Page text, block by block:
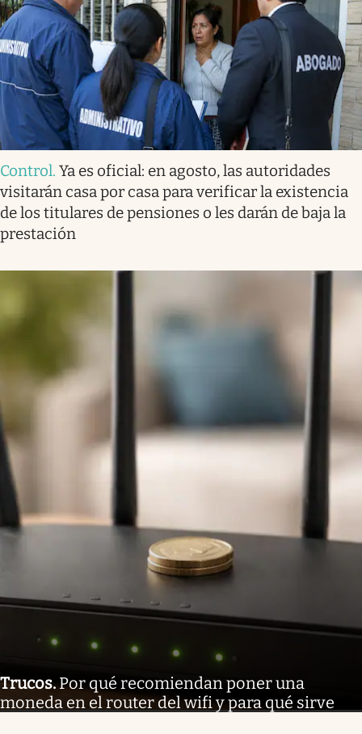
Control. Ya es oficial: en agosto, las autoridades
visitarán casa por casa para verificar la existencia
de los titulares de pensiones o les darán de baja la
prestación
Trucos.Por qué recomiendan poner una
moneda en el router del wifi y para qué sirve